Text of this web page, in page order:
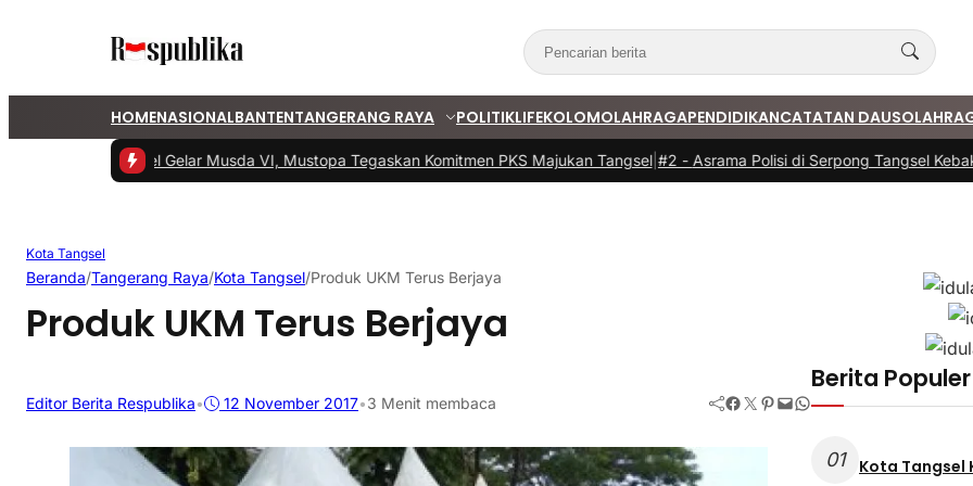
HOMENASIONALBANTENTANGERANG RAYA POLITIKLIFEKOLOMOLAHRAGAPENDIDIKANCATATAN DAUS
PKS Tangsel Gelar Musda VI, Mustopa Tegaskan Komitmen PKS Majukan Tangsel|#2 -Asrama Polisi di Serpong Tangsel
Kota Tangsel
Beranda/Tangerang Raya/Kota Tangsel/Produk UKM Terus Berjaya
Produk UKM Terus Berjaya
Editor Berita Respublika• 12 November 2017•3 Menit membaca Facebook Twitter Pinterest Mail WhatsApp
Berita Populer
01 Kota Tangsel